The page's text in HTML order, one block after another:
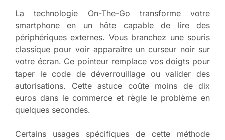
La technologie On-The-Go transforme votre
smartphone en un hôte capable de lire des
périphériques externes. Vous branchez une souris
classique pour voir apparaître un curseur noir sur
votre écran. Ce pointeur remplace vos doigts pour
taper le code de déverrouillage ou valider des
autorisations. Cette astuce coûte moins de dix
euros dans le commerce et règle le problème en
quelques secondes.
Certains usages spécifiques de cette méthode